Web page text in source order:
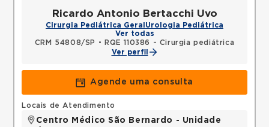
Ricardo Antonio Bertacchi Uvo
Cirurgia Pediátrica Geral Urologia Pediátrica
Ver todas
CRM 54808/SP
•
RQE 110386 - Cirurgia pediátrica
Ver perfil
Agende uma consulta
Locais de Atendimento
Centro Médico São Bernardo - Unidade